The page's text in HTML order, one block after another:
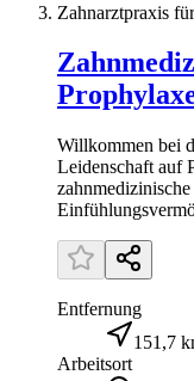
Zahnarztpraxis
Willkommen bei
Leidenschaft auf
Entfernung
151,7
Arbeitsort